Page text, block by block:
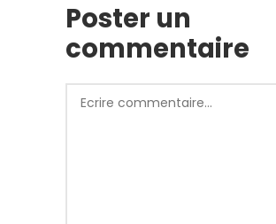
Poster un
commentaire